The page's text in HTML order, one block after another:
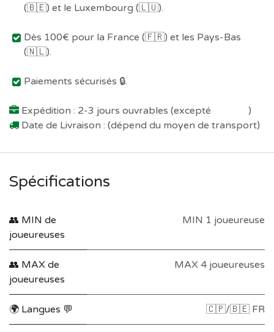
(🇧🇪) et le Luxembourg (🇱🇺).
Dès 100€ pour la France (🇫🇷) et les Pays-Bas
(🇳🇱).
Paiements sécurisés 🔒.
Expédition : 2-3 jours ouvrables (excepté
)
Date de Livraison : (dépend du moyen de transport)
Spécifications
👥 MIN de
joueureuses
MIN 1 joueureuse
👥 MAX de
joueureuses
MAX 4 joueureuses
🌍 Langues 💬 🇨🇵/🇧🇪 FR